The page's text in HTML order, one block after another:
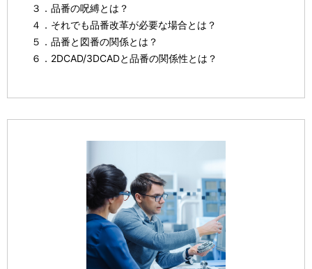
３．品番の呪縛とは？
４．それでも品番改革が必要な場合とは？
５．品番と図番の関係とは？
６．2DCAD/3DCADと品番の関係性とは？